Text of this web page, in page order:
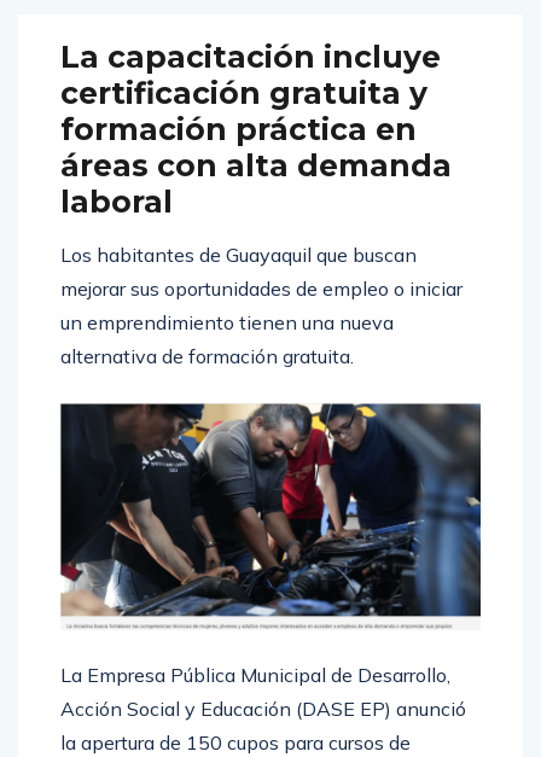
La capacitación incluye
certificación gratuita y
formación práctica en
áreas con alta demanda
laboral
Los habitantes de Guayaquil que buscan
mejorar sus oportunidades de empleo o iniciar
un emprendimiento tienen una nueva
alternativa de formación gratuita.
La Empresa Pública Municipal de Desarrollo,
Acción Social y Educación (DASE EP) anunció
la apertura de 150 cupos para cursos de